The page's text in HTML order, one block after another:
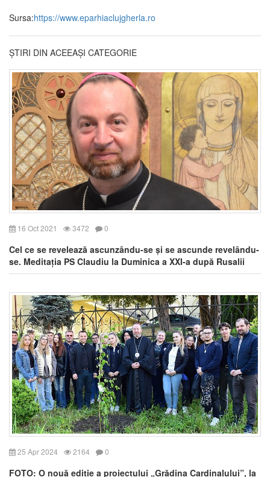
Sursa:https://www.eparhiaclujgherla.ro
ȘTIRI DIN ACEEAȘI CATEGORIE
16 Oct 2021 3472 0
Cel ce se revelează ascunzându-se și se ascunde revelându-
se. Meditația PS Claudiu la Duminica a XXI-a după Rusalii
25 Apr 2024 2164 0
FOTO: O nouă ediție a proiectului „Grădina Cardinalului”, la